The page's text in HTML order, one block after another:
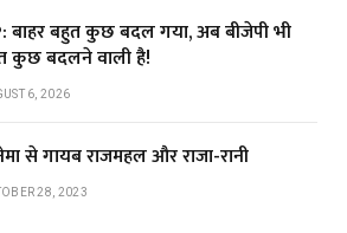
बाहर बहुत कुछ बदल गया, अब बीजेपी भी
कुछ बदलने वाली है!
6, 2026
से गायब राजमहल और राजा-रानी
28, 2023